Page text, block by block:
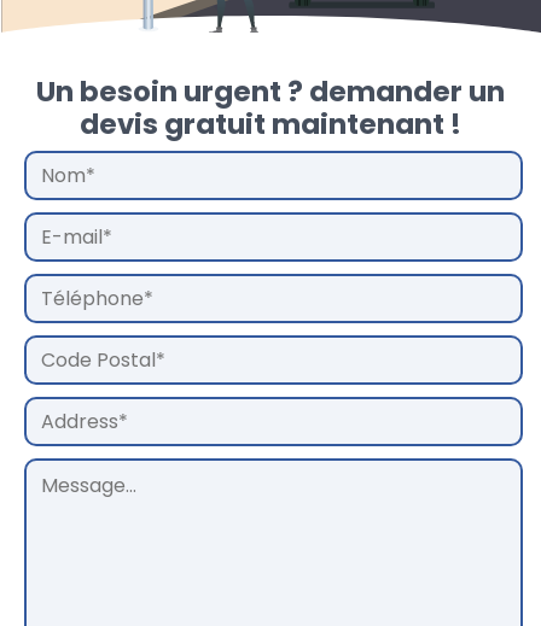
Un besoin urgent ? demander un
devis gratuit maintenant !